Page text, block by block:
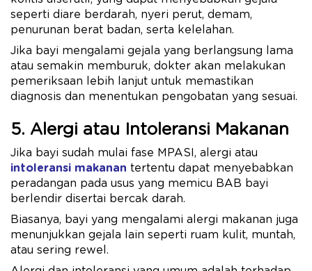
seperti diare berdarah, nyeri perut, demam,
penurunan berat badan, serta kelelahan.
Jika bayi mengalami gejala yang berlangsung lama
atau semakin memburuk, dokter akan melakukan
pemeriksaan lebih lanjut untuk memastikan
diagnosis dan menentukan pengobatan yang sesuai.
5. Alergi atau Intoleransi Makanan
Jika bayi sudah mulai fase MPASI, alergi atau
intoleransi makanan tertentu dapat menyebabkan
peradangan pada usus yang memicu BAB bayi
berlendir disertai bercak darah.
Biasanya, bayi yang mengalami alergi makanan juga
menunjukkan gejala lain seperti ruam kulit, muntah,
atau sering rewel.